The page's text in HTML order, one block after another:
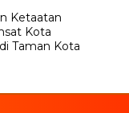
Ketaatan
Kota
Taman Kota